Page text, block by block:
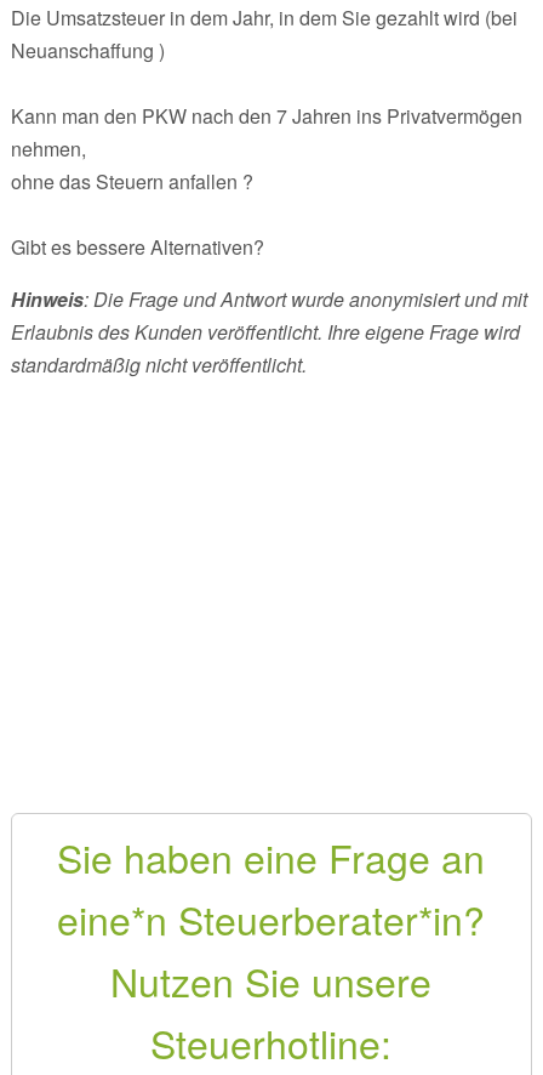
Die Umsatzsteuer in dem Jahr, in dem Sie gezahlt wird (bei
Neuanschaffung )
Kann man den PKW nach den 7 Jahren ins Privatvermögen
nehmen,
ohne das Steuern anfallen ?
Gibt es bessere Alternativen?
Hinweis: Die Frage und Antwort wurde anonymisiert und mit
Erlaubnis des Kunden veröffentlicht. Ihre eigene Frage wird
standardmäßig nicht veröffentlicht.
Sie haben eine Frage an
eine*n Steuerberater*in?
Nutzen Sie unsere
Steuerhotline: